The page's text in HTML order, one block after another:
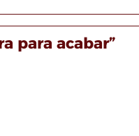
para acabar”